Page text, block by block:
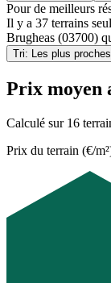
Pour de meilleurs
Il y a 37 terrains
Brugheas (03700)
Tri: Les plus proches
Prix moyen
Calculé sur 16
Prix du terrain (€/